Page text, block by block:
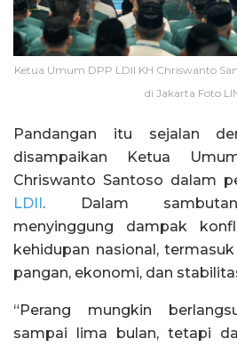
Ketua Umum DPP LDII KH Chriswanto
di Jakarta Foto
Pandangan itu sejalan
disampaikan Ketua
Chriswanto Santoso dalam
LDII. Dalam
menyinggung dampak
kehidupan nasional,
pangan, ekonomi, dan
“Perang mungkin
sampai lima bulan, tetapi